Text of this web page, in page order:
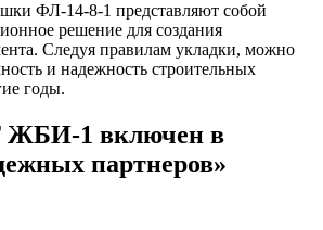
ФЛ-14-8-1 представляют собой
решение для создания
Следуя правилам укладки, можно
и надежность строительных
годы.
1 включен в
партнеров»